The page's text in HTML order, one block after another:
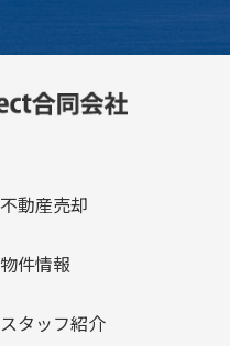
不動産売却
物件情報
スタッフ紹介